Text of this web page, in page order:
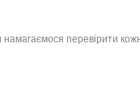
перевірити